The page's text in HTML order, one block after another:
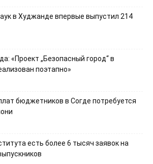
в Худжанде впервые выпустил 214
«Проект „Безопасный город“ в
поэтапно»
бюджетников в Согде потребуется
есть более 6 тысяч заявок на